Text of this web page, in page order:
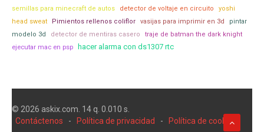
semillas para minecraft de autos detector de voltaje en circuito
yoshi
head sweat
Pimientos rellenos coliflor vasijas para imprimir en 3d
pintar
modelo 3d
detector de mentiras casero traje de batman the dark knight
ejecutar mac en psp hacer alarma con ds1307 rtc
© 2026 askix.com. 14 q. 0.010 s.
Contáctenos
- Política de privacidad - Política de cookies